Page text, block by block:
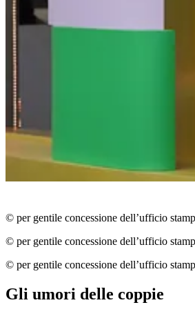
© per gentile concessione dell’ufficio
© per gentile concessione dell’ufficio
© per gentile concessione dell’ufficio
Gli umori delle coppie